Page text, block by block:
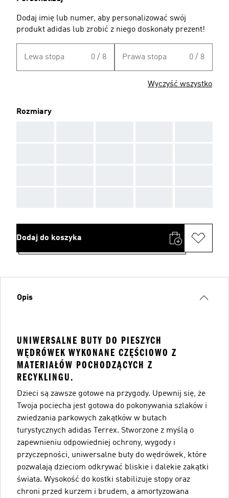
Dodaj imię lub numer, aby personalizować swój
produkt adidas lub zrobić z niego doskonały prezent!
Lewa stopa 0 / 8 Prawa stopa 0 / 8
Wyczyść wszystko
Rozmiary
Dodaj do koszyka
Opis
UNIWERSALNE BUTY DO PIESZYCH
WĘDRÓWEK WYKONANE CZĘŚCIOWO Z
MATERIAŁÓW POCHODZĄCYCH Z
RECYKLINGU.
Dzieci są zawsze gotowe na przygody. Upewnij się, że
Twoja pociecha jest gotowa do pokonywania szlaków i
zwiedzania parkowych zakątków w butach
turystycznych adidas Terrex. Stworzone z myślą o
zapewnieniu odpowiedniej ochrony, wygody i
przyczepności, uniwersalne buty do wędrówek, które
pozwalają dzieciom odkrywać bliskie i dalekie zakątki
świata. Wysokość do kostki stabilizuje stopy oraz
chroni przed kurzem i brudem, a amortyzowana